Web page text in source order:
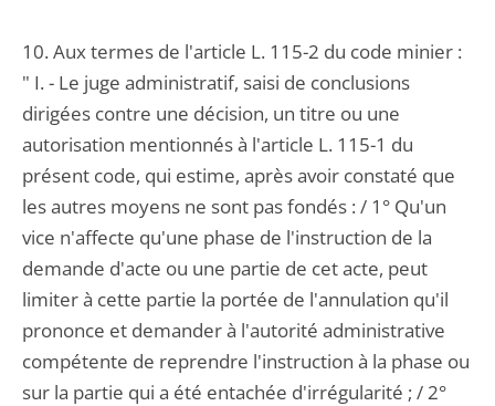
10. Aux termes de l'article L. 115-2 du code minier :
" I. - Le juge administratif, saisi de conclusions
dirigées contre une décision, un titre ou une
autorisation mentionnés à l'article L. 115-1 du
présent code, qui estime, après avoir constaté que
les autres moyens ne sont pas fondés : / 1° Qu'un
vice n'affecte qu'une phase de l'instruction de la
demande d'acte ou une partie de cet acte, peut
limiter à cette partie la portée de l'annulation qu'il
prononce et demander à l'autorité administrative
compétente de reprendre l'instruction à la phase ou
sur la partie qui a été entachée d'irrégularité ; / 2°